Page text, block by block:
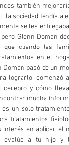
también
la sociedad tendía a
se les
Glenn Doman
cuando las
en el
pasó de un
lograrlo, comenzó
y cómo
mucha
un solo
tratamientos
en aplicar el
evalúe a tu hijo y